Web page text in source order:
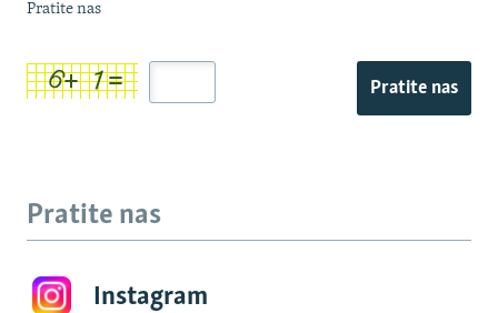
Pratite nas
Pratite nas
Pratite nas
Instagram